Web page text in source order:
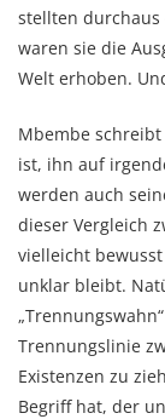
stellten durchaus
waren sie die
Welt erhoben.
Mbembe
ist, ihn auf
werden auch
dieser Vergleich
vielleicht
unklar bleibt.
Trennungslinie
Existenzen zu
Begriff hat, der